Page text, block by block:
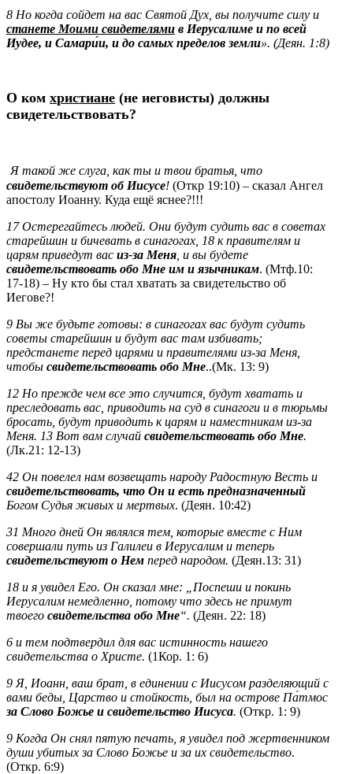
8 Но когда сойдет на вас Святой Дух, вы получите силу и
станете Моими свидетелями в Иерусалиме и по всей
Иудее, и Самари́и, и до самых пределов земли». (Деян. 1:8)
О ком христиане (не иеговисты) должны
свидетельствовать?
Я такой же слуга, как ты и твои братья, что
свидетельствуют об Иисусе! (Откр 19:10) – сказал Ангел
апостолу Иоанну. Куда ещё яснее?!!!
17 Остерегайтесь людей. Они будут судить вас в советах
старейшин и бичевать в синагогах, 18 к правителям и
царям приведут вас из‑за Меня , и вы будете
свидетельствовать обо Мне им и язычникам. (Мтф.10:
17-18) – Ну кто бы стал хватать за свидетельство об
Иегове?!
9 Вы же будьте готовы: в синагогах вас будут судить
советы старейшин и будут вас там избивать;
предстанете перед царями и правителями из‑за Меня,
чтобы свидетельствовать обо Мне..(Мк. 13: 9)
12 Но прежде чем все это случится, будут хватать и
преследовать вас, приводить на суд в синагоги и в тюрьмы
бросать, будут приводить к царям и наместникам из‑за
Меня. 13 Вот вам случай свидетельствовать обо Мне.
(Лк.21: 12-13)
42 Он повелел нам возвещать народу Радостную Весть и
свидетельствовать, что Он и есть предназначенный
Богом Судья живых и мертвых. (Деян. 10:42)
31 Много дней Он являлся тем, которые вместе с Ним
совершали путь из Галилеи в Иерусалим и теперь
свидетельствуют о Нем перед народом. (Деян.13: 31)
18 и я увидел Его. Он сказал мне: „Поспеши и покинь
Иерусалим немедленно, потому что здесь не примут
твоего свидетельства обо Мне“. (Деян. 22: 18)
6 и тем подтвердил для вас истинность нашего
свидетельства о Христе. (1Кор. 1: 6)
9 Я, Иоанн, ваш брат, в единении с Иисусом разделяющий с
вами беды, Царство и стойкость, был на острове Па́тмос
за Слово Божье и свидетельство Иисуса. (Откр. 1: 9)
9 Когда Он снял пятую печать, я увидел под жертвенником
души убитых за Слово Божье и за их свидетельство.
(Откр. 6:9)